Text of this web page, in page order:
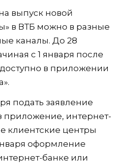
выпуск новой
в ВТБ можно в разные
каналы. До 28
с 1 января после
в приложении
подать заявление
приложение, интернет-
клиентские центры
оформление
банке или